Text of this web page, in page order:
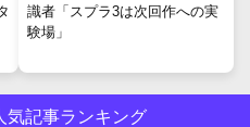
識者「スプラ3は次回作への実
験場」
気記事ランキング